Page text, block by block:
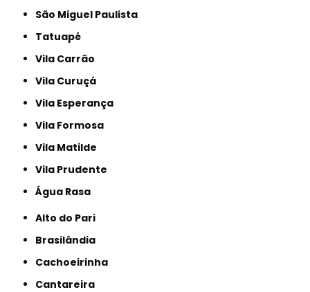
São Miguel Paulista
Tatuapé
Vila Carrão
Vila Curuçá
Vila Esperança
Vila Formosa
Vila Matilde
Vila Prudente
Água Rasa
Alto do Pari
Brasilândia
Cachoeirinha
Cantareira